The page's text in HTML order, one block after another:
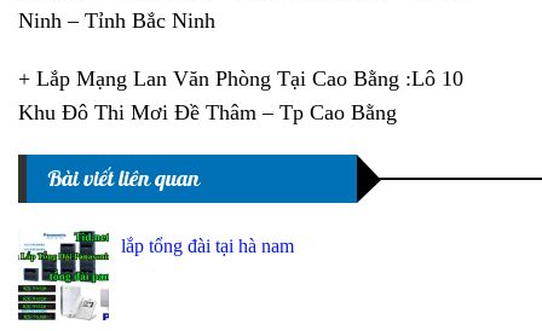
Ninh – Tỉnh Bắc Ninh
+ Lắp Mạng Lan Văn Phòng Tại Cao Bằng :Lô 10
Khu Đô Thi Mơi Đề Thâm – Tp Cao Bằng
Bài viết liên quan
lắp tổng đài tại hà nam